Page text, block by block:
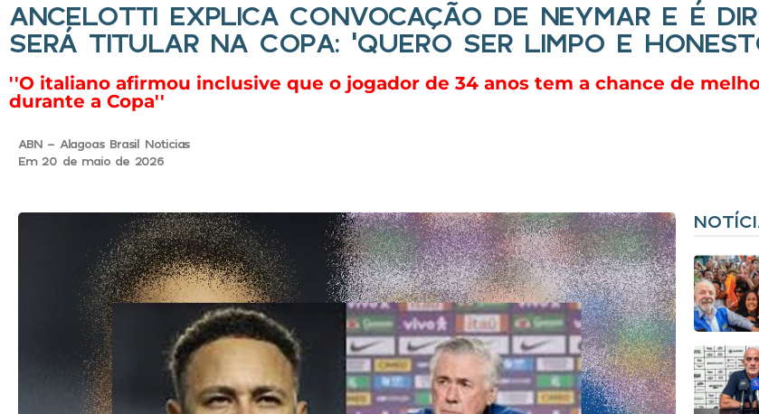
ANCELOTTI EXPLICA CONVOCAÇÃO DE NEYMAR E É
SERÁ TITULAR NA COPA: ‘QUERO SER LIMPO E
''O italiano afirmou inclusive que o jogador de 34 anos tem a chance de
durante a Copa''
ABN - Alagoas Brasil Noticias
Em 20 de maio de 2026